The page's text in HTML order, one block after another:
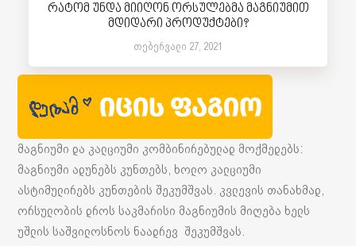
რატომ უნდა მიიღონ ორსულებმა მაგნიუმით
მდიდარი პროდუქტები?
თებერვალი 27, 2021
მაგნიუმი და კალციუმი კომბინირებულად მოქმედებს:
მაგნიუმი ადუნებს კუნთებს, ხოლო კალციუმი
ასტიმულირებს კუნთების შეკუმშვას. კვლევის თანახმად,
ორსულობის დროს საკმარისი მაგნიუმის მიღება ხელს
უშლის საშვილოსნოს ნაადრევ შეკუმშვას.